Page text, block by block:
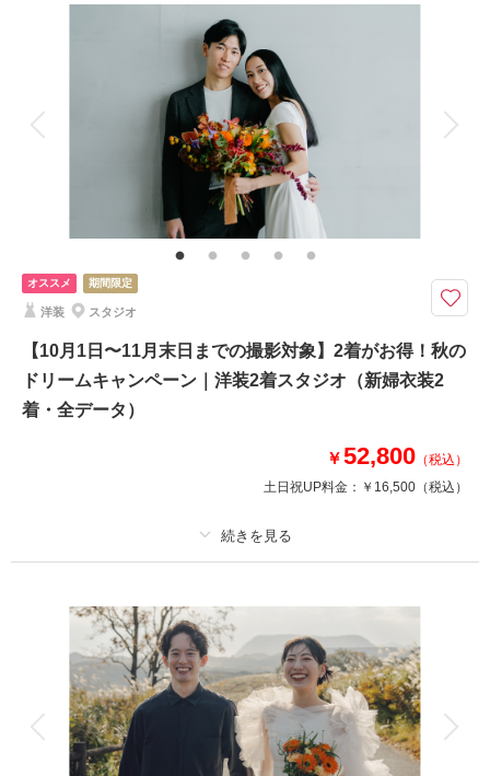
・ブーケ（造花・ブートニア）
このプランで撮影可能な撮影レポート
撮影日：2025年10月16日
撮影場所：スタジオ（石川）
相談予約する
来店・オンライン
ヘアメイク
データ 100 カット
家族用衣装レンタル
その他含むもの
★早い者勝ち！期間限定半額キャンペーン開催中！ロケ＋スタジオ、和装＋
洋装などプランの組み合わせも可能です。※衣装持ち込み料（衣装1点）…
新婦¥33,000、新郎¥11,000
今なら基本料半額！ウエディングフォトをもっと自由に。好きな人と好きな
場所で叶えるロケーションフォト
通常価格：165,000円（税込）
＜含まれるもの＞
・全データ（基本補正付き）
・プラン内ロケ地 / 1ヶ所
相談予約する
来店・オンライン
撮影日の空き
を確認する
オススメ 期間限定
洋装 スタジオ
【10月1日〜11月末日までの撮影対象】2着がお得！秋の
ドリームキャンペーン｜洋装2着スタジオ（新婦衣装2
着・全データ）
￥52,800 （税込）
土日祝UP料金： ￥16,500 （税込）
撮影料 新婦衣装2着
着付け 小物一式
アルバム データ 100 カット 台紙付写真
衣装追加 会食 挙式
家族と撮影 家族用衣装レンタル ペットと撮影